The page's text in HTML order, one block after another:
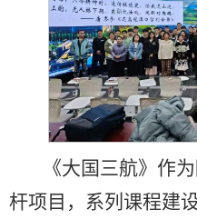
《大国三航》作
杆项目，系列课程建